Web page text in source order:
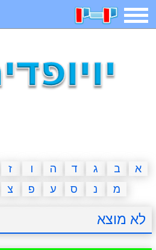
תפריט
איש תלוי מדריכים
יצירה משחקי בנות
א ב ג ד ה ו ז
מ
נ ס ע פ צ
לא מוצא